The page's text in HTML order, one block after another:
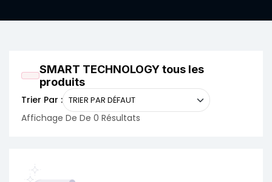
SMART TECHNOLOGY tous les
produits
Trier Par :
Affichage De De 0 Résultats